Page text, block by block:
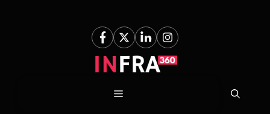
Menu